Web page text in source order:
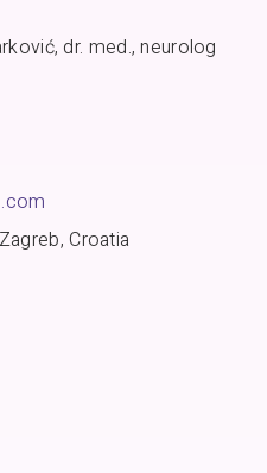
dr. med., neurolog
Croatia